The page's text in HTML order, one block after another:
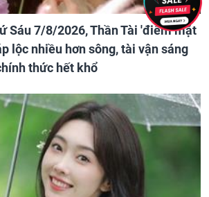
Sáu 7/8/2026, Thần Tài 'điểm mặt
lộc nhiều hơn sông, tài vận sáng
thức hết khổ